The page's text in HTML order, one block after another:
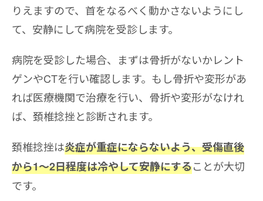
りえますので、首をなるべく動かさないようにし
て、安静にして病院を受診します。
病院を受診した場合、まずは骨折がないかレント
ゲンやCTを行い確認します。もし骨折や変形があ
れば医療機関で治療を行い、骨折や変形がなけれ
ば、頚椎捻挫と診断されます。
頚椎捻挫は炎症が重症にならないよう、受傷直後
から1〜2日程度は冷やして安静にすることが大切
です。